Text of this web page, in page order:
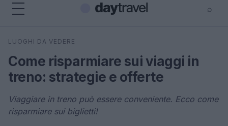
⌕
Cerca
LUOGHI DA VEDERE
Come risparmiare sui viaggi in
treno: strategie e offerte
Viaggiare in treno può essere conveniente. Ecco come
risparmiare sui biglietti!